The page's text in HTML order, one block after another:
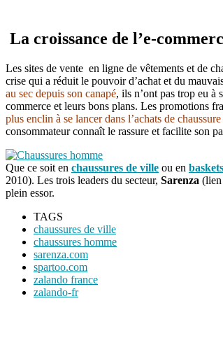
La croissance de l’e-
Les sites de vente en ligne de vêtements et de
crise qui a réduit le pouvoir d’achat et du
au sec depuis son canapé, ils n’ont pas trop eu à
commerce et leurs bons plans. Les promotions
plus enclin à se lancer dans l’achats de
consommateur connaît le rassure et facilite son
Que ce soit en chaussures de ville ou en baskets
2010). Les trois leaders du secteur, Sarenza (lien
plein essor.
TAGS
chaussures de ville
chaussures homme
sarenza.com
spartoo.com
zalando france
zalando-fr